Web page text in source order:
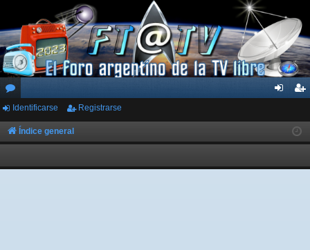
or
os
ar
ist
rs
Identificarse Registrarse
Índice general